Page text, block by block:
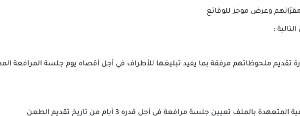
وعرض موجز للوقائع
:
تقديم ملحوظاتهم مرفقة بما يفيد تبليغها للأطراف في أجل أقصاه يوم جلسة المرافعة
بالملف تعيين جلسة مرافعة في أجل قدره 3 أيام من تاريخ تقديم الطعن